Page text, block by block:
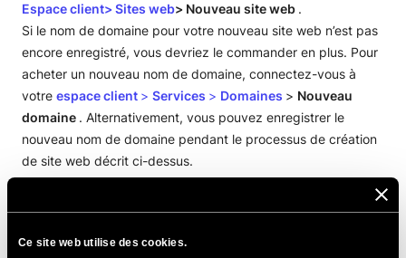
Ce site web utilise des cookies.
Espace client> Sites web> Nouveau site web .
Si le nom de domaine pour votre nouveau site web n’est pas
encore enregistré, vous devriez le commander en plus. Pour
acheter un nouveau nom de domaine, connectez-vous à
votre espace client > Services > Domaines > Nouveau
domaine . Alternativement, vous pouvez enregistrer le
nouveau nom de domaine pendant le processus de création
de site web décrit ci-dessus.